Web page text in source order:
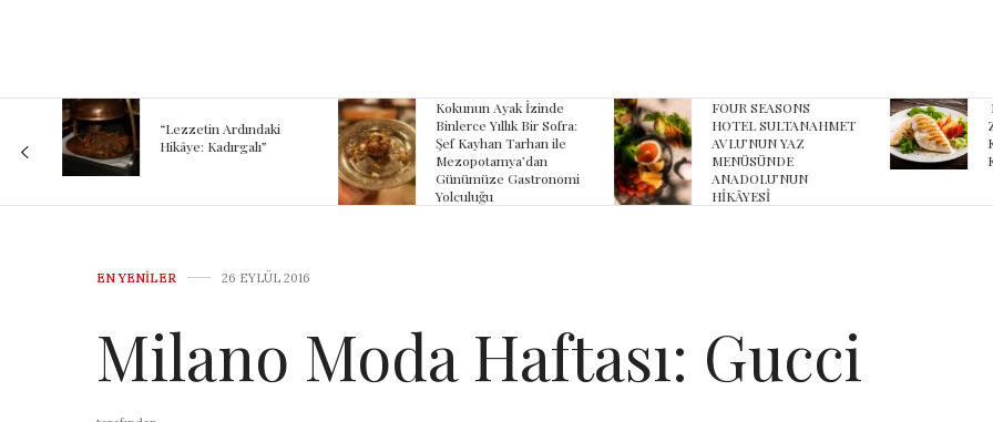
“Lezzetin Ardındaki
Hikâye: Kadırgalı”
Kokunun Ayak İzinde
Binlerce Yıllık Bir Sofra:
Şef Kayhan Tarhan ile
Mezopotamya’dan
Günümüze Gastronomi
Yolculuğu
FOUR SEASONS
HOTEL SULTANAHMET
AVLU’NUN YAZ
MENÜSÜNDE
ANADOLU’NUN
HİKÂYESİ
EN YENILER 26 EYLÜL 2016
Milano Moda Haftası: Gucci